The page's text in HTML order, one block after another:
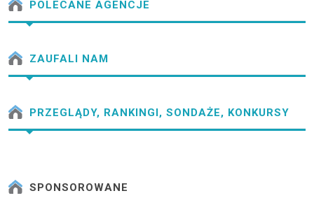
POLECANE AGENCJE
ZAUFALI NAM
PRZEGLĄDY, RANKINGI, SONDAŻE, KONKURSY
SPONSOROWANE